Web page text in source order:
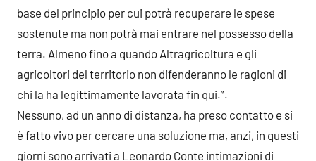
base del principio per cui potrà recuperare le spese
sostenute ma non potrà mai entrare nel possesso della
terra. Almeno fino a quando Altragricoltura e gli
agricoltori del territorio non difenderanno le ragioni di
chi la ha legittimamente lavorata fin qui.”.
Nessuno, ad un anno di distanza, ha preso contatto e si
è fatto vivo per cercare una soluzione ma, anzi, in questi
giorni sono arrivati a Leonardo Conte intimazioni di